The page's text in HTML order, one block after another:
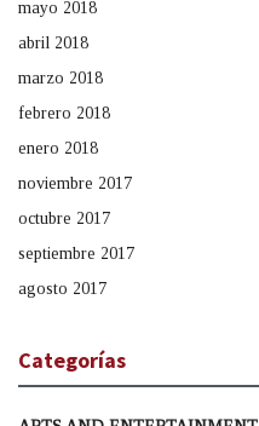
mayo 2018
abril 2018
marzo 2018
febrero 2018
enero 2018
noviembre 2017
octubre 2017
septiembre 2017
agosto 2017
Categorías